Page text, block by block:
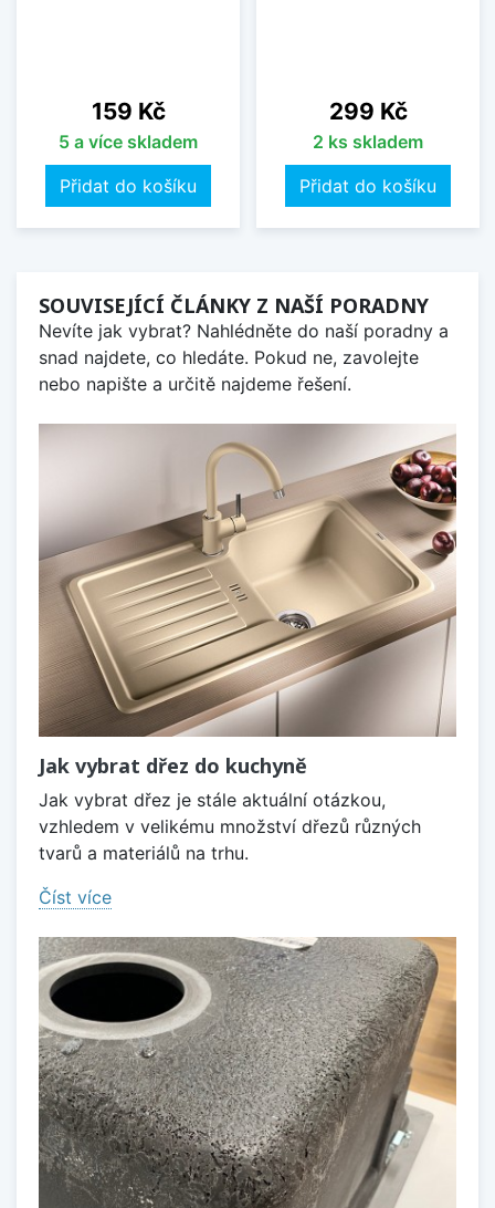
Cena
159 Kč
5 a více skladem
Přidat do košíku
Cena
299 Kč
2 ks skladem
Přidat do košíku
SOUVISEJÍCÍ ČLÁNKY Z NAŠÍ PORADNY
Nevíte jak vybrat? Nahlédněte do naší poradny a
snad najdete, co hledáte. Pokud ne, zavolejte
nebo napište a určitě najdeme řešení.
Jak vybrat dřez do kuchyně
Jak vybrat dřez je stále aktuální otázkou,
vzhledem v velikému množství dřezů různých
tvarů a materiálů na trhu.
Číst více